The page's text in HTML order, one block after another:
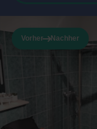
Vorher Nachher